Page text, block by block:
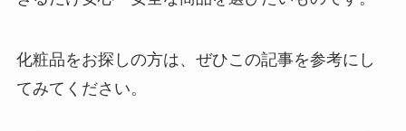
化粧品をお探しの方は、ぜひこの記事を参考にし
てみてください。